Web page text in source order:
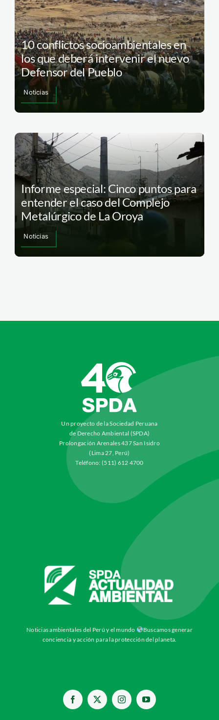
10 conflictos socioambientales en
los que deberá intervenir el nuevo
Defensor del Pueblo
Noticias
Informe especial: Cinco puntos para
entender el caso del Complejo
Metalúrgico de La Oroya
Noticias
Un proyecto de la Sociedad Peruana
de Derecho Ambiental (SPDA)
Prolongación Arenales 437 San Isidro
(Lima 27, Perú)
Teléfono: (511) 612 4700
Noticias ambientales del Perú y el mundo
Buscamos generar
conciencia y acción para la protección del planeta.